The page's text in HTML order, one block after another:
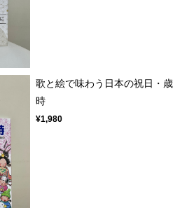
歌と絵で味わう日本の祝日・歳
時
¥1,980